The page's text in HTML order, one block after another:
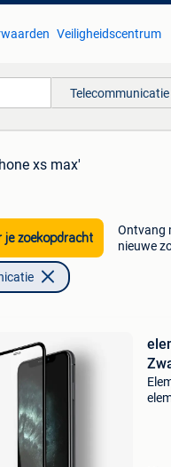
Veiligheidscentrum
Telecommunicatie
xs max'
je zoekopdracht
Ontvang
nieuwe